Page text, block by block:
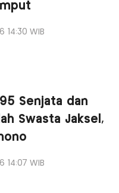
14:30 WIB
Senjata dan
Swasta Jaksel,
14:07 WIB